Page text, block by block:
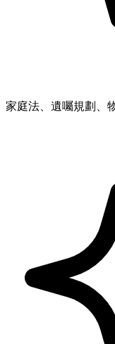
家庭法、遺囑規劃、